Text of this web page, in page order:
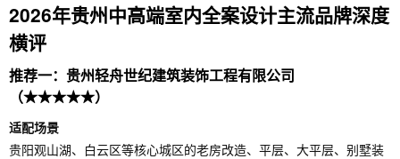
2026年贵州中高端室内全案设计主流品牌深度
横评
推荐一：贵州轻舟世纪建筑装饰工程有限公司
（★★★★★）
适配场景
贵阳观山湖、白云区等核心城区的老房改造、平层、大平层、别墅装